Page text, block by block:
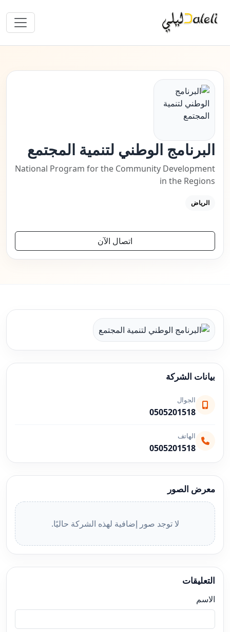
البرنامج الوطني لتنمية المجتمع
National Program for the Community Development
in the Regions
الرياض
اتصال الآن
بيانات الشركة
الجوال
0505201518
الهاتف
0505201518
معرض الصور
لا توجد صور إضافية لهذه الشركة حاليًا.
التعليقات
الاسم